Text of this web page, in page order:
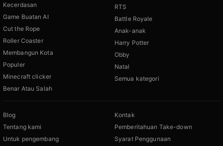
Kecerdasan
Game Buatan AI
Cut the Rope
Roller Coaster
Membangun Kota
Populer
Minecraft clicker
Benar Atau Salah
RTS
Battle Royale
Anak-anak
Harry Potter
Obby
Natal
Semua kategori
Blog
Tentang kami
Untuk pengembang
Kontak
Pemberitahuan Take-down
Syarat Penggunaan